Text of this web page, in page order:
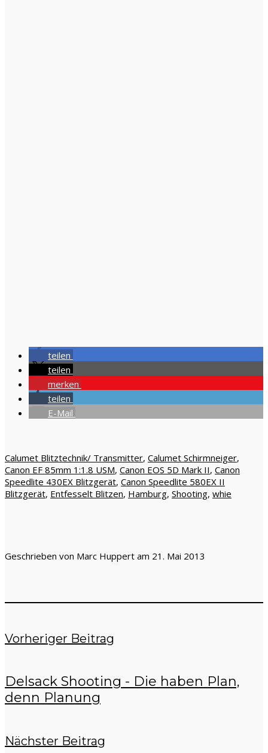
teilen
teilen
merken
teilen
E-Mail
Calumet Blitztechnik/ Transmitter, Calumet Schirmneiger,
Canon EF 85mm 1:1.8 USM, Canon EOS 5D Mark II, Canon
Speedlite 430EX Blitzgerät, Canon Speedlite 580EX II
Blitzgerät, Entfesselt Blitzen, Hamburg, Shooting, whie
Geschrieben von Marc Huppert am 21. Mai 2013
Vorheriger Beitrag
Delsack Shooting - Die haben Plan,
denn Planung
Nächster Beitrag